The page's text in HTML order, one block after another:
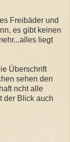
Freibäder und
es gibt keinen
liegt
Überschrift
sehen den
ncht alle
der Blick auch